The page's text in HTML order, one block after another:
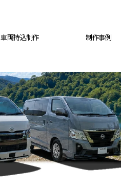
車両持込制作 制作事例